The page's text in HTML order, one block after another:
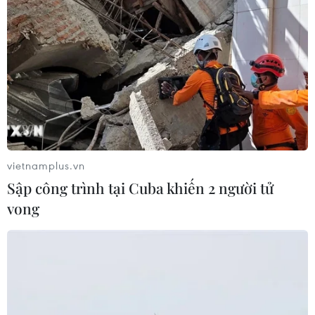
luật chống rửa tiền
04/08/2026 04:58
Xem thêm
CƠ QUAN CHỦ QUẢN: THÔNG TẤN XÃ VIỆT NAM
Tổng Biên tập: TRẦN TIẾN DUẨN
vietnamplus.vn
Sập công trình tại Cuba khiến 2 người tử
vong